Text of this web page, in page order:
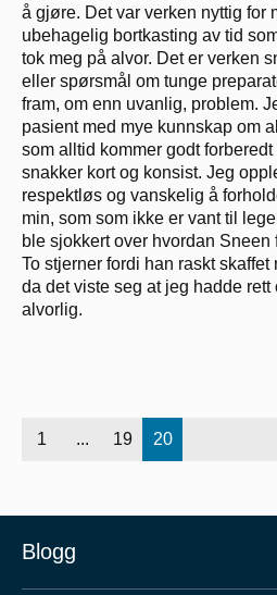
å gjøre. Det var verken nyttig for
ubehagelig bortkasting av tid
tok meg på alvor. Det er verken
eller spørsmål om tunge
fram, om enn uvanlig, problem.
pasient med mye kunnskap om
som alltid kommer godt
snakker kort og konsist. Jeg
respektløs og vanskelig å
min, som som ikke er vant til
ble sjokkert over hvordan Sneen
To stjerner fordi han raskt
da det viste seg at jeg hadde rett
alvorlig.
1 ... 19 20
Blogg